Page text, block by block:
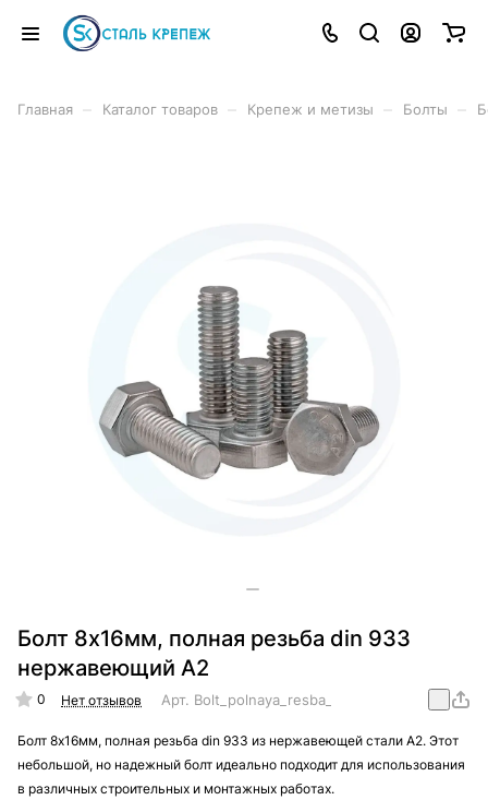
Главная Каталог товаров Крепеж и метизы Болты
Болт 8х16мм, полная резьба din 933
нержавеющий А2
0 Нет отзывов Арт.
Болт 8х16мм, полная резьба din 933 из нержавеющей стали А2. Этот
небольшой, но надежный болт идеально подходит для использования
в различных строительных и монтажных работах.